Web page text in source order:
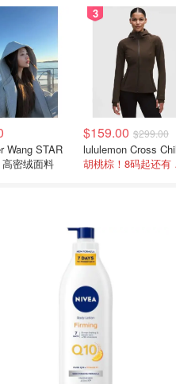
Wang STAR
密绒面料
3
$159.00 $299.00